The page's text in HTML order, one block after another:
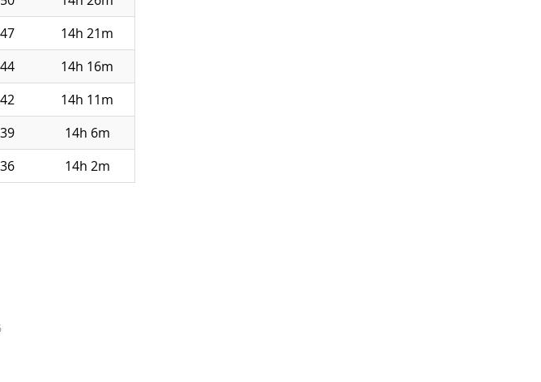
14h 21m
14h 16m
14h 11m
14h 6m
14h 2m